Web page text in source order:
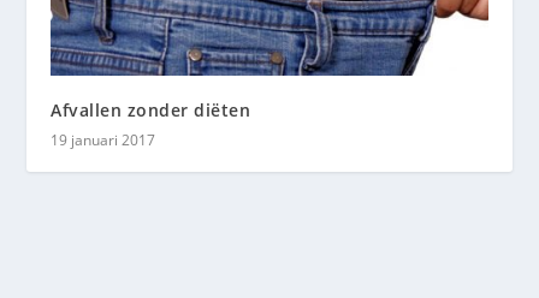
Afvallen zonder diëten
19 januari 2017